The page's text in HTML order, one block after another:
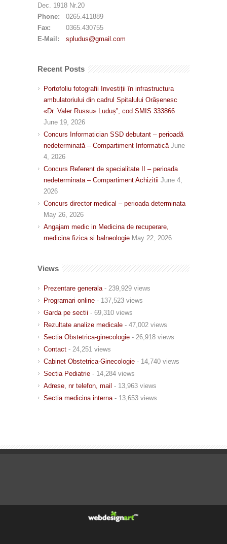
Dec. 1918 Nr.20
Phone:
0265.411889
Fax:
0365.430755
E-Mail:
spludus@gmail.com
Recent Posts
Portofoliu fotografii Investiții în infrastructura
ambulatoriului din cadrul Spitalului Orășenesc
«Dr. Valer Russu» Luduș”, cod SMIS 333866
June 19, 2026
Concurs Informatician SSD debutant – perioadă
nedeterminată – Compartiment Informatică June
4, 2026
Concurs Referent de specialitate II – perioada
nedeterminata – Compartiment Achizitii June 4,
2026
Concurs director medical – perioada determinata
May 26, 2026
Angajam medic in Medicina de recuperare,
medicina fizica si balneologie May 22, 2026
Views
Prezentare generala - 239,929 views
Programari online - 137,523 views
Garda pe sectii - 69,310 views
Rezultate analize medicale - 47,002 views
Sectia Obstetrica-ginecologie - 26,918 views
Contact - 24,251 views
Cabinet Obstetrica-Ginecologie - 14,740 views
Sectia Pediatrie - 14,284 views
Adrese, nr telefon, mail - 13,963 views
Sectia medicina interna - 13,653 views